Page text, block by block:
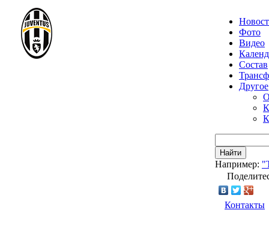
Фото
Видео
Состав
Другое
Найти
Например:
Контакты